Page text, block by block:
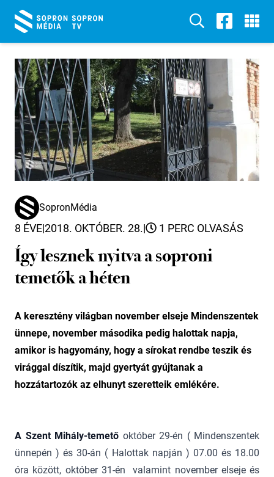
SopronMédia
8 ÉVE|2018. OKTÓBER. 28.| 1 PERC OLVASÁS
Így lesznek nyitva a soproni
temetők a héten
A keresztény világban november elseje Mindenszentek
ünnepe, november másodika pedig halottak napja,
amikor is hagyomány, hogy a sírokat rendbe teszik és
virággal díszítik, majd gyertyát gyújtanak a
hozzátartozók az elhunyt szeretteik emlékére.
A Szent Mihály-temető október 29-én ( Mindenszentek
ünnepén ) és 30-án ( Halottak napján ) 07.00 és 18.00
óra között, október 31-én valamint november elseje és